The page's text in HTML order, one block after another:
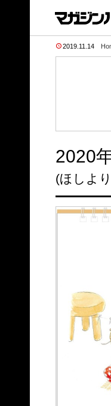
2019.11.14
2020
(ほしよ